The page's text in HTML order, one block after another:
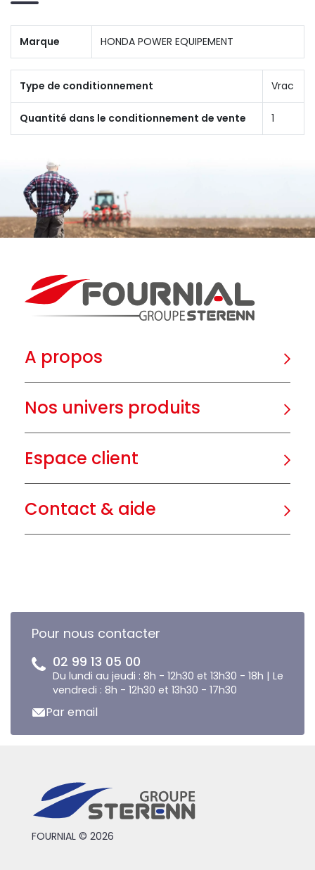
Marque HONDA POWER EQUIPEMENT
Type de conditionnement Vrac
Quantité dans le conditionnement de vente 1
A propos
Nos univers produits
Espace client
Contact & aide
Pour nous contacter
02 99 13 05 00
Du lundi au jeudi : 8h - 12h30 et 13h30 - 18h | Le
vendredi : 8h - 12h30 et 13h30 - 17h30
Par email
FOURNIAL © 2026